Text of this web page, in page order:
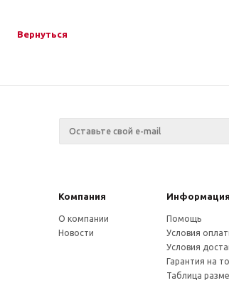
Вернуться
Компания Информация
О компании
Новости
Помощь
Условия
Условия
Гарантия на
Таблица